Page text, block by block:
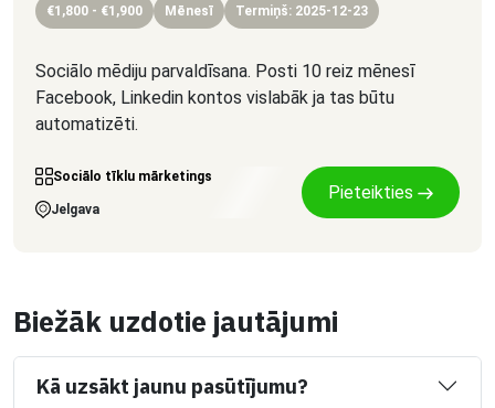
€1,800 - €1,900 Mēnesī Termiņš: 2025-12-23
Sociālo mēdiju parvaldīsana. Posti 10 reiz mēnesī
Facebook, Linkedin kontos vislabāk ja tas būtu
automatizēti.
Sociālo tīklu mārketings
Jelgava
Pieteikties
Biežāk uzdotie jautājumi
Kā uzsākt jaunu pasūtījumu?